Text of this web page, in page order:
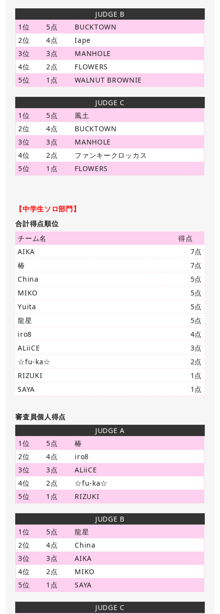
JUDGE B
1位
5点
BUCKTOWN
2位
4点
Iape
3位
3点
MANHOLE
4位
2点
FLOWERS
5位
1点 WALNUT BROWNIE
JUDGE C
1位
5点
風土
2位
4点
BUCKTOWN
3位
3点
MANHOLE
4位
2点
ファンキークロッカス
5位
1点 FLOWERS
【中学生ソロ部門】
合計得点順位
チーム名
得点
AIKA
7点
椿
7点
China
5点
MIKO
5点
Yuita
5点
龍星
5点
iro8
4点
ALiiCE
3点
☆fu-ka☆
2点
RIZUKI
1点
SAYA
1点
審査員個人得点
JUDGE A
1位
5点
椿
2位
4点
iro8
3位
3点
ALiiCE
4位
2点
☆fu-ka☆
5位
1点 RIZUKI
JUDGE B
1位
5点
龍星
2位
4点
China
3位
3点
AIKA
4位
2点
MIKO
5位
1点 SAYA
JUDGE C